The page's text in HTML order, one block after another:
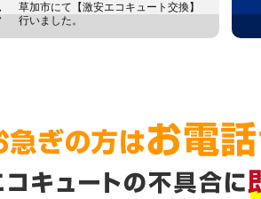
草加市にて【激安エコキュート交換】
行いました。